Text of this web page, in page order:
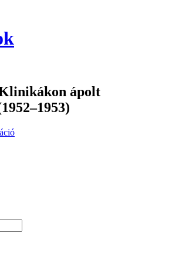
ápolt